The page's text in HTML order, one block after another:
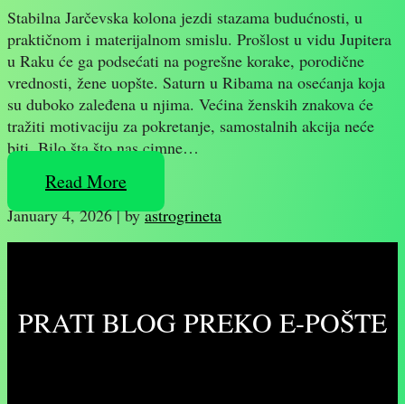
Stabilna Jarčevska kolona jezdi stazama budućnosti, u
praktičnom i materijalnom smislu. Prošlost u vidu Jupitera
u Raku će ga podsećati na pogrešne korake, porodične
vrednosti, žene uopšte. Saturn u Ribama na osećanja koja
su duboko zaleđena u njima. Većina ženskih znakova će
tražiti motivaciju za pokretanje, samostalnih akcija neće
biti. Bilo šta što nas cimne…
Read More
January 4, 2026|byastrogrineta
PRATI BLOG PREKO E-POŠTE